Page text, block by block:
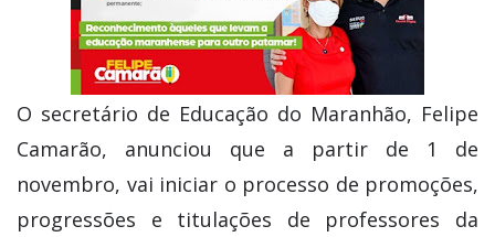
O secretário de Educação do Maranhão, Felipe
Camarão, anunciou que a partir de 1 de
novembro, vai iniciar o processo de promoções,
progressões e titulações de professores da